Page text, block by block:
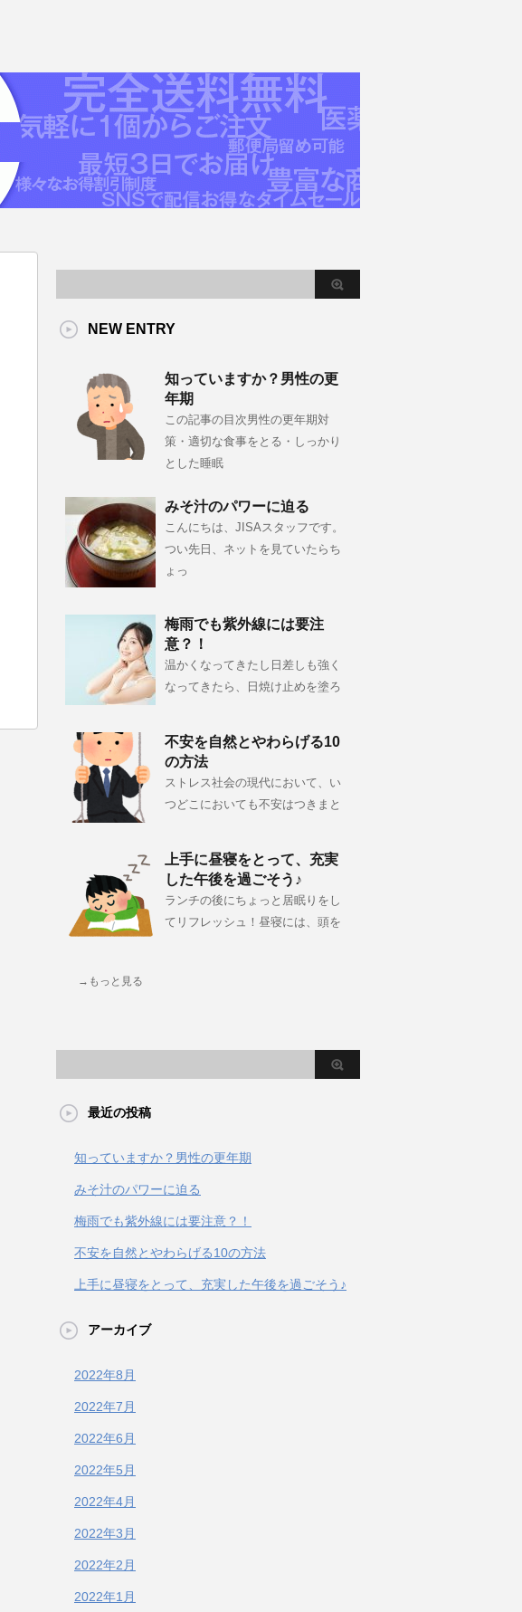
NEW ENTRY
知っていますか？男性の更
年期
この記事の目次男性の更年期対
策・適切な食事をとる・しっかり
とした睡眠
みそ汁のパワーに迫る
こんにちは、JISAスタッフです。
つい先日、ネットを見ていたらち
ょっ
梅雨でも紫外線には要注
意？！
温かくなってきたし日差しも強く
なってきたら、日焼け止めを塗ろ
不安を自然とやわらげる10
の方法
ストレス社会の現代において、い
つどこにおいても不安はつきまと
上手に昼寝をとって、充実
した午後を過ごそう♪
ランチの後にちょっと居眠りをし
てリフレッシュ！昼寝には、頭を
→もっと見る
最近の投稿
知っていますか？男性の更年期
みそ汁のパワーに迫る
梅雨でも紫外線には要注意？！
不安を自然とやわらげる10の方法
上手に昼寝をとって、充実した午後を過ごそう♪
アーカイブ
2022年8月
2022年7月
2022年6月
2022年5月
2022年4月
2022年3月
2022年2月
2022年1月